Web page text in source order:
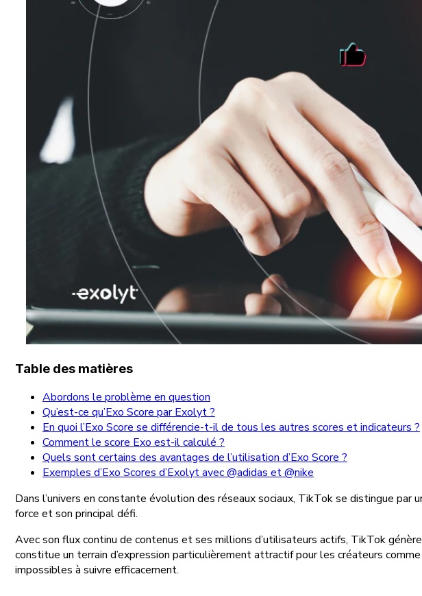
Table des matières
Abordons le problème en question
Qu’est-ce qu’Exo Score par Exolyt ?
En quoi l’Exo Score se différencie-t-il de tous les autres scores et indicateurs ?
Comment le score Exo est-il calculé ?
Quels sont certains des avantages de l’utilisation d’Exo Score ?
Exemples d’Exo Scores d’Exolyt avec @adidas et @nike
Dans l’univers en constante évolution des réseaux sociaux, TikTok se distingue
force et son principal défi.
Avec son flux continu de contenus et ses millions d’utilisateurs actifs, TikTok
constitue un terrain d’expression particulièrement attractif pour les créateurs
impossibles à suivre efficacement.